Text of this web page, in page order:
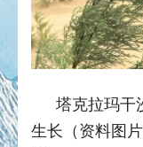
塔克拉玛干
生长（资料图